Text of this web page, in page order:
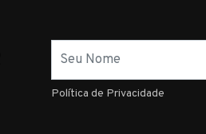
Política de Privacidade